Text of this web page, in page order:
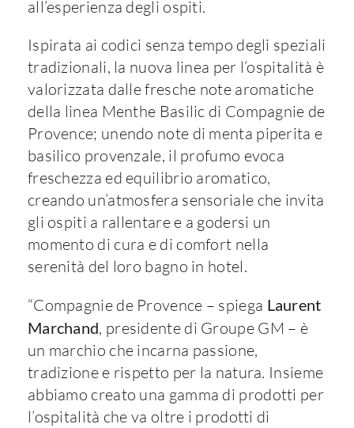
all’esperienza degli ospiti.
Ispirata ai codici senza tempo degli speziali
tradizionali, la nuova linea per l’ospitalità è
valorizzata dalle fresche note aromatiche
della linea Menthe Basilic di Compagnie de
Provence; unendo note di menta piperita e
basilico provenzale, il profumo evoca
freschezza ed equilibrio aromatico,
creando un’atmosfera sensoriale che invita
gli ospiti a rallentare e a godersi un
momento di cura e di comfort nella
serenità del loro bagno in hotel.
“Compagnie de Provence – spiega Laurent
Marchand, presidente di Groupe GM – è
un marchio che incarna passione,
tradizione e rispetto per la natura. Insieme
abbiamo creato una gamma di prodotti per
l’ospitalità che va oltre i prodotti di